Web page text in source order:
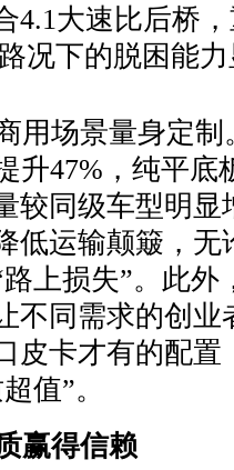
4.1大速比后桥
况下的脱困能
用场景量身定
升47%，纯平
较同级车型明
低运输颠簸，
上损失”。此
不同需求的创
皮卡才有的配置
值”。
赢得信赖